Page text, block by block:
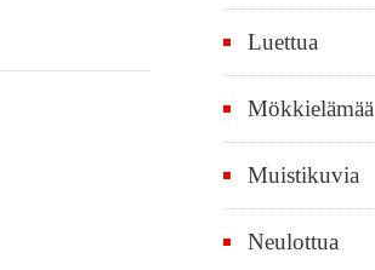
ä
t
Luettua
Mökkielämää
Muistikuvia
Neulottua